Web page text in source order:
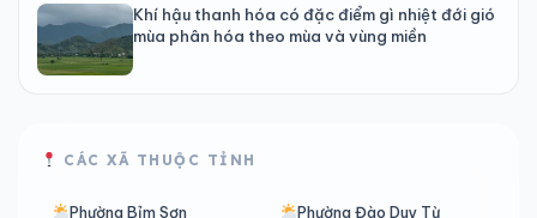
Khí hậu thanh hóa có đặc điểm gì nhiệt đới gió
mùa phân hóa theo mùa và vùng miền
CÁC XÃ THUỘC TỈNH
Phường Bỉm Sơn Phường Đào Duy Từ